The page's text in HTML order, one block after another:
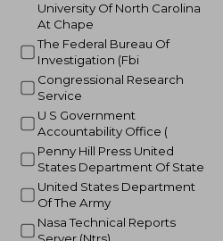
University Of North Carolina
At Chape
The Federal Bureau Of
Investigation (Fbi
Congressional Research
Service
U S Government
Accountability Office (
Penny Hill Press United
States Department Of State
United States Department
Of The Army
Nasa Technical Reports